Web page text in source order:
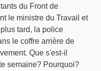
du Front de
le ministre du Travail et
tard, la police
le coffre arrière de
Que s'est-il
semaine? Pourquoi?